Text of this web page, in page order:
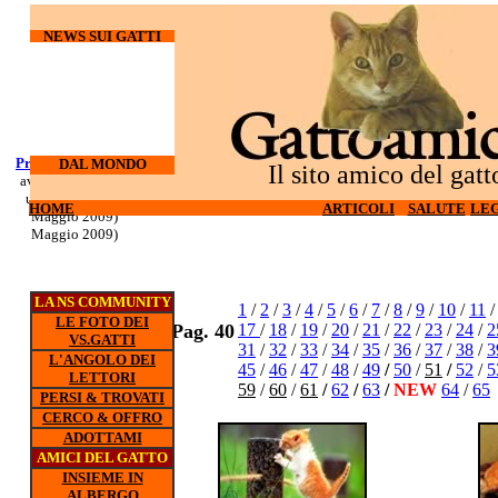
1 / 2 /3 /4 / 5 /6 / 7 /8 /9 / 10 / 11 /
17 / 18 / 19 / 20 / 21 / 22 / 23 / 24 /
31 /32 /33 /34 /35 /36 /37 /38 /
45 /46 /47 /48 / 49 / 50 / 51 / 52 /
59 / 60 / 61 / 62 / 63 /NEW 64 /65
HOME ARTICOLI SALUTE
Il sito amico del
DAL MONDO
NEWS SUI GATTI
HOME ARTICOLI SALUTE
LA NS COMMUNITY
LE FOTO DEI
VS.GATTI
L'ANGOLO DEI
LETTORI
PERSI & TROVATI
CERCO & OFFRO
ADOTTAMI
AMICI DEL GATTO
INSIEME IN
Pag. 40
Corso di
sopravvivenza
per gatti d'
appartamento (5
Maggio 2009)
Processo Docherty
aveva torturato ed
ucciso 3 gatti (6
Maggio 2009)